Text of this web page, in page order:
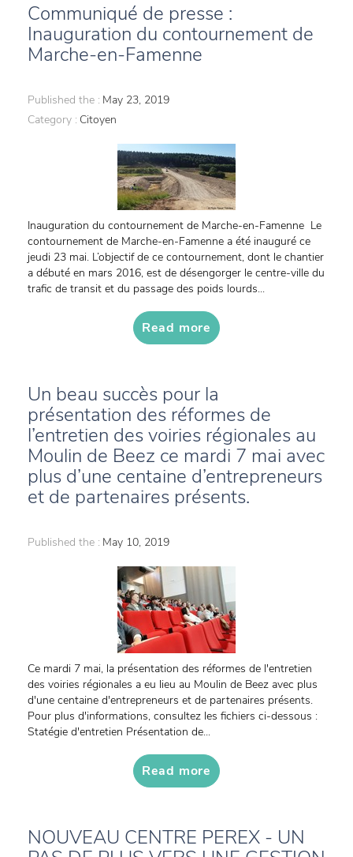
Communiqué de presse :
Inauguration du contournement de
Marche-en-Famenne
Published the : May 23, 2019
Category : Citoyen
Inauguration du contournement de Marche-en-Famenne Le
contournement de Marche-en-Famenne a été inauguré ce
jeudi 23 mai. L’objectif de ce contournement, dont le chantier
a débuté en mars 2016, est de désengorger le centre-ville du
trafic de transit et du passage des poids lourds...
Read more
Un beau succès pour la
présentation des réformes de
l’entretien des voiries régionales au
Moulin de Beez ce mardi 7 mai avec
plus d’une centaine d’entrepreneurs
et de partenaires présents.
Published the : May 10, 2019
Ce mardi 7 mai, la présentation des réformes de l'entretien
des voiries régionales a eu lieu au Moulin de Beez avec plus
d'une centaine d'entrepreneurs et de partenaires présents.
Pour plus d'informations, consultez les fichiers ci-dessous :
Statégie d'entretien Présentation de...
Read more
NOUVEAU CENTRE PEREX - UN